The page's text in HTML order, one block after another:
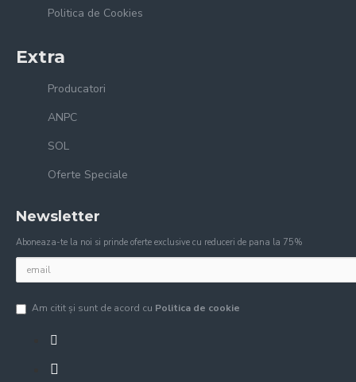
Politica de Cookies
Extra
Producatori
ANPC
SOL
Oferte Speciale
Newsletter
Aboneaza-te la noi si prinde oferte exclusive cu reduceri de pana la 75%
Am citit şi sunt de acord cu Politica de cookie